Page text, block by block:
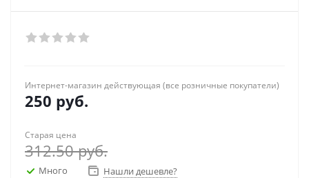
Интернет-магазин действующая (все розничные покупатели)
250 руб.
Старая цена
312.50руб.
Много Нашли дешевле?